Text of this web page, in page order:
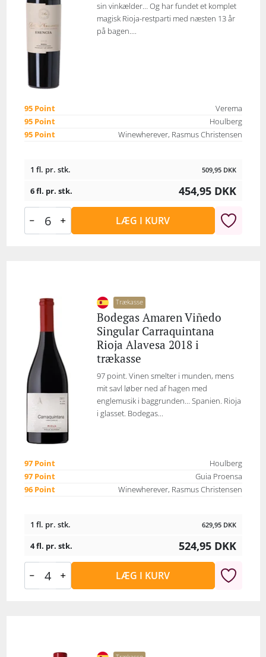
sin vinkælder… Og har fundet et komplet
magisk Rioja-restparti med næsten 13 år
på bagen....
95 Point
Verema
95 Point
Houlberg
95 Point
Winewherever, Rasmus Christensen
1 fl. pr. stk. 509,95 DKK
6 fl. pr. stk. 454,95 DKK
LÆG I KURV
Trækasse
Bodegas Amaren Viñedo
Singular Carraquintana
Rioja Alavesa 2018 i
trækasse
97 point. Vinen smelter i munden, mens
mit savl løber ned af hagen med
englemusik i baggrunden... Spanien. Rioja
i glasset. Bodegas...
97 Point
Houlberg
97 Point
Guia Proensa
96 Point
Winewherever, Rasmus Christensen
1 fl. pr. stk. 629,95 DKK
4 fl. pr. stk. 524,95 DKK
LÆG I KURV